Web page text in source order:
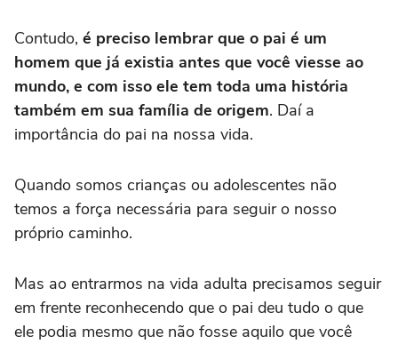
Contudo, é preciso lembrar que o pai é um
homem que já existia antes que você viesse ao
mundo, e com isso ele tem toda uma história
também em sua família de origem. Daí a
importância do pai na nossa vida.
Quando somos crianças ou adolescentes não
temos a força necessária para seguir o nosso
próprio caminho.
Mas ao entrarmos na vida adulta precisamos seguir
em frente reconhecendo que o pai deu tudo o que
ele podia mesmo que não fosse aquilo que você